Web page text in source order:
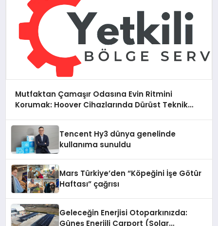
Mutfaktan Çamaşır Odasına Evin Ritmini
Korumak: Hoover Cihazlarında Dürüst Teknik
Tencent Hy3 dünya genelinde
kullanıma sunuldu
Mars Türkiye’den “Köpeğini İşe Götür
Haftası” çağrısı
Geleceğin Enerjisi Otoparkınızda:
Güneş Enerjili Carport (Solar